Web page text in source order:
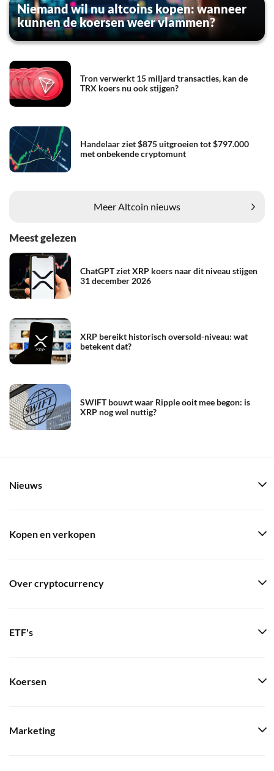
Niemand wil nu altcoins kopen: wanneer
kunnen de koersen weer vlammen?
Tron verwerkt 15 miljard transacties, kan de
TRX koers nu ook stijgen?
Handelaar ziet $875 uitgroeien tot $797.000
met onbekende cryptomunt
Meer Altcoin nieuws
Meest gelezen
ChatGPT ziet XRP koers naar dit niveau stijgen
31 december 2026
XRP bereikt historisch oversold-niveau: wat
betekent dat?
SWIFT bouwt waar Ripple ooit mee begon: is
XRP nog wel nuttig?
Nieuws
Kopen en verkopen
Over cryptocurrency
ETF's
Koersen
Marketing